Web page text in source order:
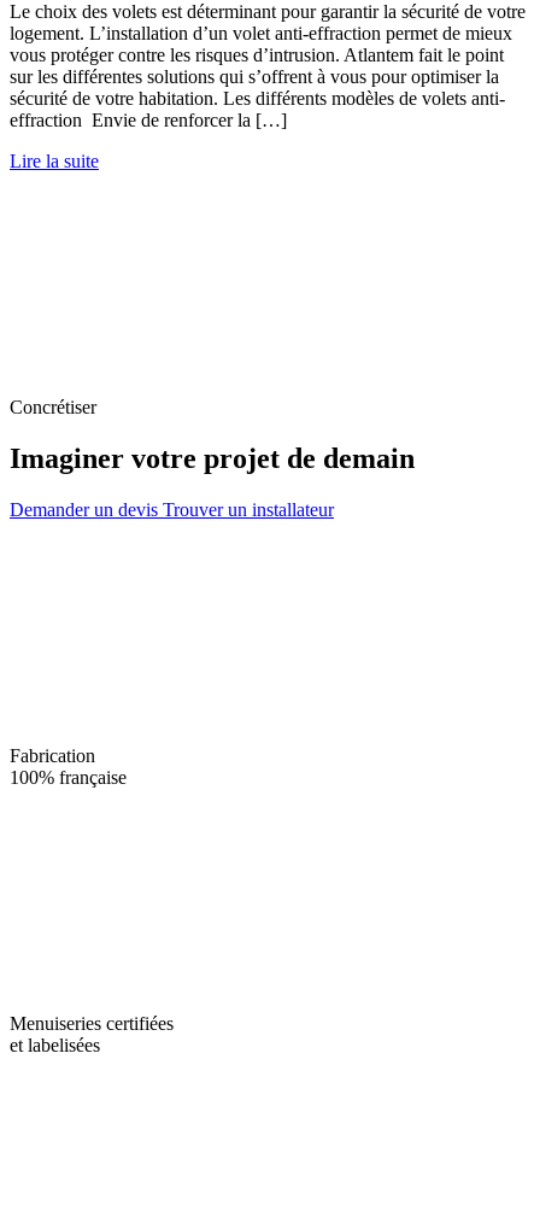
Le choix des volets est déterminant pour garantir la sécurité de votre
logement. L’installation d’un volet anti-effraction permet de mieux
vous protéger contre les risques d’intrusion. Atlantem fait le point
sur les différentes solutions qui s’offrent à vous pour optimiser la
sécurité de votre habitation. Les différents modèles de volets anti-
effraction Envie de renforcer la […]
Lire la suite
Concrétiser
Imaginer votre projet de demain
Demander un devis Trouver un installateur
Fabrication
100% française
Menuiseries certifiées
et labelisées